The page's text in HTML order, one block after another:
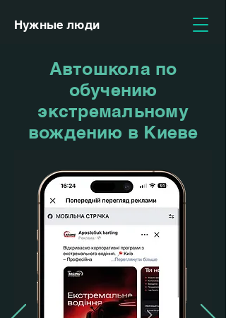
Нужные люди
Автошкола по
обучению
экстремальному
вождению в Киеве